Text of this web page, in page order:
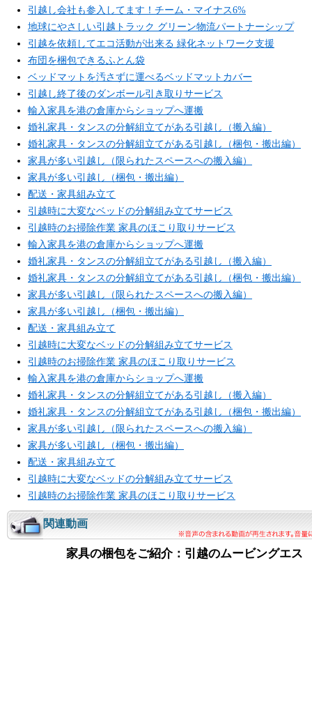
引越し会社も参入してます！チーム・マイナス6%
地球にやさしい引越トラック グリーン物流パートナーシップ
引越を依頼してエコ活動が出来る 緑化ネットワーク支援
布団を梱包できるふとん袋
ベッドマットを汚さずに運べるベッドマットカバー
引越し終了後のダンボール引き取りサービス
輸入家具を港の倉庫からショップへ運搬
婚礼家具・タンスの分解組立てがある引越し（搬入編）
婚礼家具・タンスの分解組立てがある引越し（梱包・搬出編）
家具が多い引越し（限られたスペースへの搬入編）
家具が多い引越し（梱包・搬出編）
配送・家具組み立て
引越時に大変なベッドの分解組み立てサービス
引越時のお掃除作業 家具のほこり取りサービス
輸入家具を港の倉庫からショップへ運搬
婚礼家具・タンスの分解組立てがある引越し（搬入編）
婚礼家具・タンスの分解組立てがある引越し（梱包・搬出編）
家具が多い引越し（限られたスペースへの搬入編）
家具が多い引越し（梱包・搬出編）
配送・家具組み立て
引越時に大変なベッドの分解組み立てサービス
引越時のお掃除作業 家具のほこり取りサービス
輸入家具を港の倉庫からショップへ運搬
婚礼家具・タンスの分解組立てがある引越し（搬入編）
婚礼家具・タンスの分解組立てがある引越し（梱包・搬出編）
家具が多い引越し（限られたスペースへの搬入編）
家具が多い引越し（梱包・搬出編）
配送・家具組み立て
引越時に大変なベッドの分解組み立てサービス
引越時のお掃除作業 家具のほこり取りサービス
関連動画
家具の梱包をご紹介：引越のムービングエス